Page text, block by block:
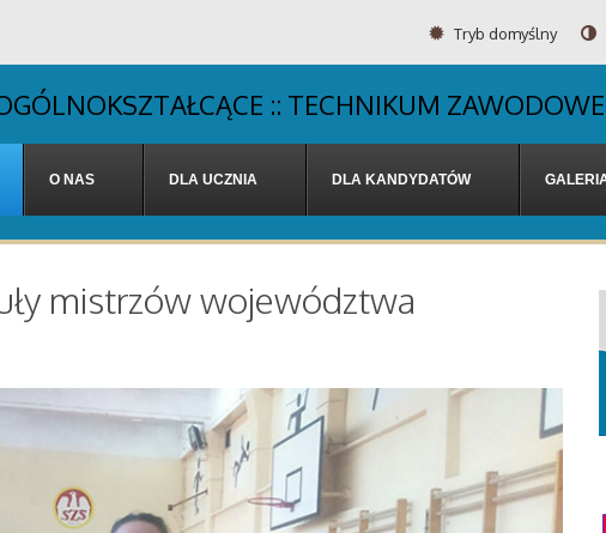
Tryb domyślny
:: TECHNIKUM
O NAS DLA UCZNIA DLA KANDYDATÓW
mistrzów województwa